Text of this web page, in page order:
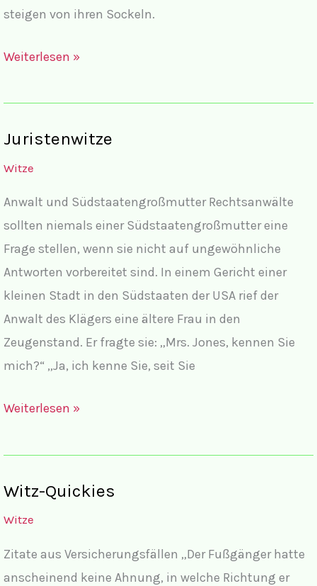
steigen von ihren Sockeln.
Witze
Frauen
Männern
III
Weiterlesen »
Juristenwitze
Witze
Anwalt und Südstaatengroßmutter Rechtsanwälte
sollten niemals einer Südstaatengroßmutter eine
Frage stellen, wenn sie nicht auf ungewöhnliche
Antworten vorbereitet sind. In einem Gericht einer
kleinen Stadt in den Südstaaten der USA rief der
Anwalt des Klägers eine ältere Frau in den
Zeugenstand. Er fragte sie: „Mrs. Jones, kennen Sie
mich?“ „Ja, ich kenne Sie, seit Sie
Juristenwitze
Weiterlesen »
Witz-Quickies
Witze
Zitate aus Versicherungsfällen „Der Fußgänger hatte
anscheinend keine Ahnung, in welche Richtung er